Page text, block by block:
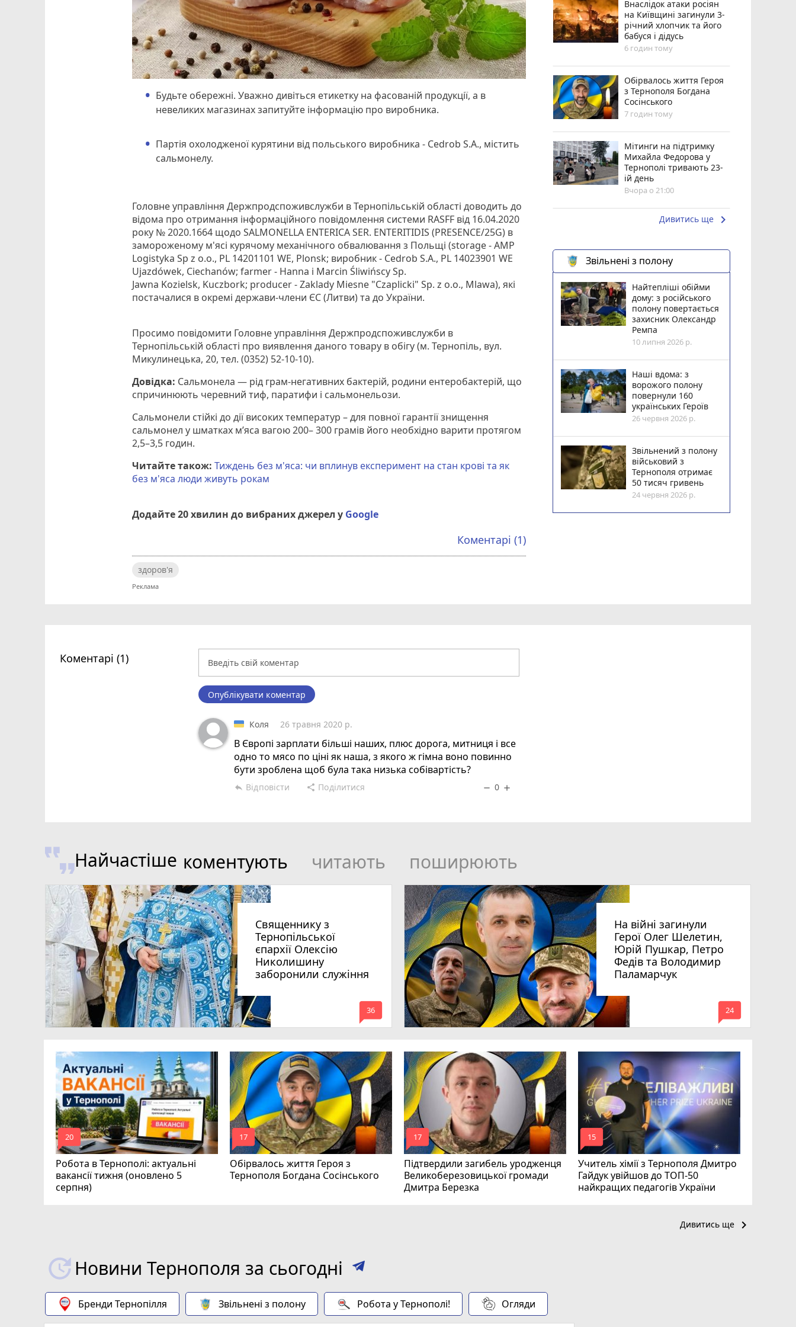
Будьте обережні. Уважно дивіться етикетку на фасованій продукції, а в
невеликих магазинах запитуйте інформацію про виробника.
Партія охолодженої курятини від польського виробника - Cedrob S.A., містить
сальмонелу.
Головне управління Держпродспоживслужби в Тернопільській області доводить до
відома про отримання інформаційного повідомлення системи RASFF від 16.04.2020
року № 2020.1664 щодо SALMONELLA ENTERICA SER. ENTERITIDIS (PRESENCE/25G) в
замороженому м'ясі курячому механічного обвалювання з Польщі (storage - AMP
Logistyka Sp z o.o., PL 14201101 WE, Plonsk; виробник - Cedrob S.A., PL 14023901 WE
Ujazdówek, Ciechanów; farmer - Hanna i Marcin Śliwińscy Sp.
Jawna Kozielsk, Kuczbork; producer - Zaklady Miesne "Czaplicki" Sp. z o.o., Mlawa), які
постачалися в окремі держави-члени ЄC (Литви) та до України.
Просимо повідомити Головне управління Держпродспоживслужби в
Тернопільській області про виявлення даного товару в обігу (м. Тернопіль, вул.
Микулинецька, 20, тел. (0352) 52-10-10).
Довідка: Сальмонела — рід грам-негативних бактерій, родини ентеробактерій, що
спричинюють черевний тиф, паратифи і сальмонельози.
Сальмонели стійкі до дії високих температур – для повної гарантії знищення
сальмонел у шматках м’яса вагою 200– 300 грамів його необхідно варити протягом
2,5–3,5 годин.
Читайте також: Тиждень без м'яса: чи вплинув експеримент на стан крові та як
без м'яса люди живуть рокам
Додайте 20 хвилин до вибраних джерел у Google
Коментарі (1)
здоров'я
Внаслідок атаки росіян
на Київщині загинули 3-
річний хлопчик та його
бабуся і дідусь
6 годин тому
Обірвалось життя Героя
з Тернополя Богдана
Сосінського
7 годин тому
Мітинги на підтримку
Михайла Федорова у
Тернополі тривають 23-
ій день
Вчора о 21:00
Дивитись ще keyboard_arrow_right
Звільнені з полону
Найтепліші обійми
дому: з російського
полону повертається
захисник Олександр
Ремпа
10 липня 2026 р.
Наші вдома: з
ворожого полону
повернули 160
українських Героїв
26 червня 2026 р.
Звільнений з полону
військовий з
Тернополя отримає
50 тисяч гривень
24 червня 2026 р.
Коментарі (1)
Опублікувати коментар
Коля 26 травня 2020 р.
В Європі зарплати більші наших, плюс дорога, митниця і все
одно то мясо по ціні як наша, з якого ж гімна воно повинно
бути зроблена щоб була така низька собівартість?
reply Відповісти share Поділитися remove 0 add
Найчастіше коментують читають поширюють
Священнику з
Тернопільської
єпархії Олексію
Николишину
заборонили служіння
mode_comment
36
На війні загинули
Герої Олег Шелетин,
Юрій Пушкар, Петро
Федів та Володимир
Паламарчук
mode_comment
24
Робота в Тернополі: актуальні
вакансії тижня (оновлено 5
серпня)
mode_comment
20
Обірвалось життя Героя з
Тернополя Богдана Сосінського
mode_comment
17
Підтвердили загибель уродженця
Великоберезовицької громади
Дмитра Березка
mode_comment
17
Учитель хімії з Тернополя Дмитро
Гайдук увійшов до ТОП-50
найкращих педагогів України
mode_comment
15
Дивитись ще keyboard_arrow_right
Новини Тернополя за сьогодні
Бренди Тернопілля Звільнені з полону Робота у Тернополі! Огляди